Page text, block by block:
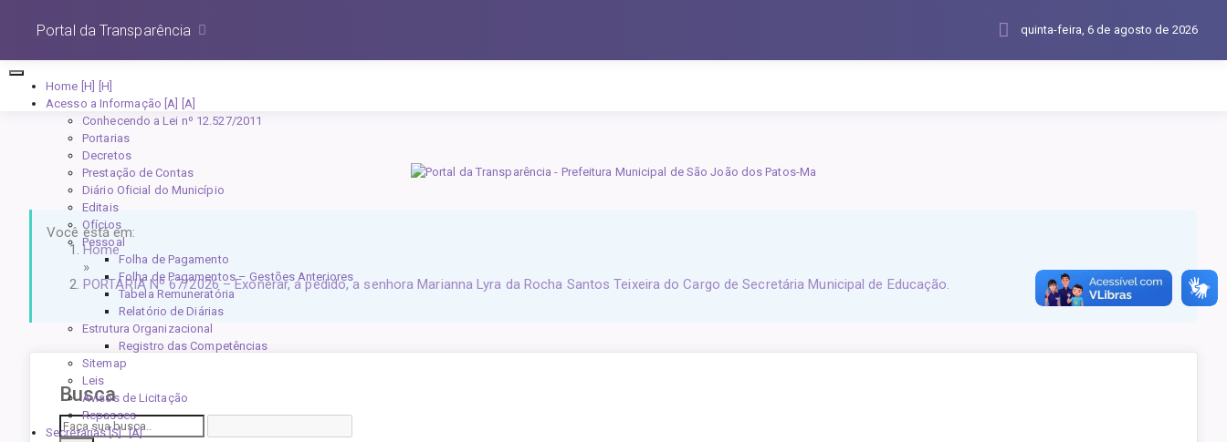
Home [H]
Acesso a Informação [A]
Conhecendo a Lei nº 12.527/2011
Portarias
Decretos
Prestação de Contas
Diário Oficial do Município
Editais
Ofícios
Pessoal
Folha de Pagamento
Folha de Pagamentos – Gestões Anteriores
Tabela Remuneratória
Relatório de Diárias
Estrutura Organizacional
Registro das Competências
Sitemap
Leis
Avisos de Licitação
Repasses
Secretarias [S]
Portal da Transparência quinta-feira, 6 de agosto de 2026
Você está em:
Home
»
PORTARIA Nº 67/2026 – Exonerar, a pedido, a senhora Marianna Lyra da Rocha Santos Teixeira do Cargo de Secretária Municipal de Educação.
Busca